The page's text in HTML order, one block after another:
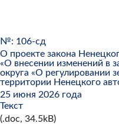
№: 106-сд
О проекте закона
«О внесении изменений в
округа «О регулировании
территории Ненецкого
25 июня 2026 года
Текст
(.doc, 34.5kB)